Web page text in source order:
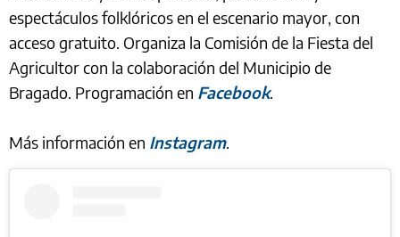
espectáculos folklóricos en el escenario mayor, con
acceso gratuito. Organiza la Comisión de la Fiesta del
Agricultor con la colaboración del Municipio de
Bragado. Programación en Facebook.
Más información en Instagram.